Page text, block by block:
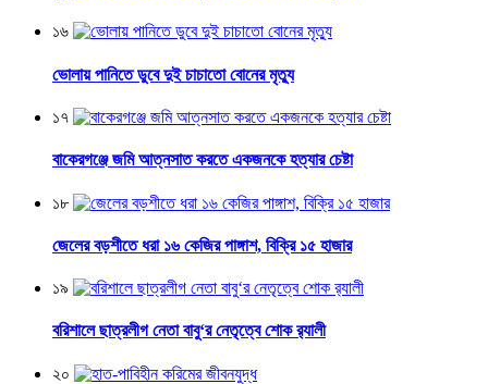
১৬
ভোলায় পানিতে ডুবে দুই চাচাতো বোনের মৃত্যু
১৭
বাকেরগঞ্জে জমি আত্নসাত করতে একজনকে হত্যার চেষ্টা
১৮
জেলের বড়শীতে ধরা ১৬ কেজির পাঙ্গাশ, বিক্রি ১৫ হাজার
১৯
বরিশালে ছাত্রলীগ নেতা বাবু‘র নেতৃত্বে শোক র‌্যালী
২০